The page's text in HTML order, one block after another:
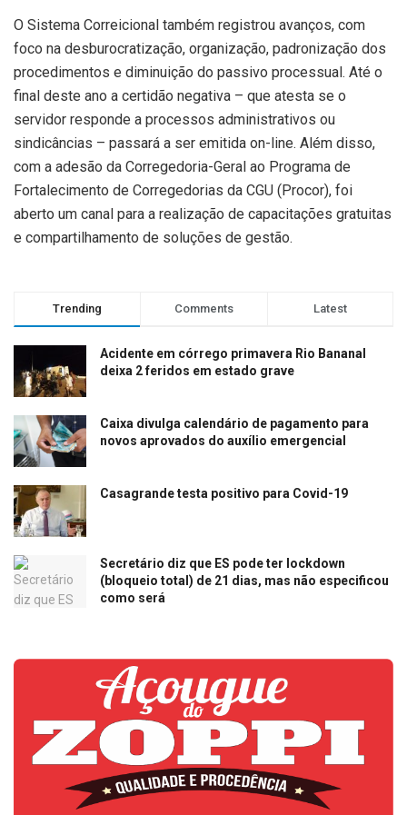
O Sistema Correicional também registrou avanços, com
foco na desburocratização, organização, padronização dos
procedimentos e diminuição do passivo processual. Até o
final deste ano a certidão negativa – que atesta se o
servidor responde a processos administrativos ou
sindicâncias – passará a ser emitida on-line. Além disso,
com a adesão da Corregedoria-Geral ao Programa de
Fortalecimento de Corregedorias da CGU (Procor), foi
aberto um canal para a realização de capacitações gratuitas
e compartilhamento de soluções de gestão.
Trending Comments Latest
Acidente em córrego primavera Rio Bananal
deixa 2 feridos em estado grave
Caixa divulga calendário de pagamento para
novos aprovados do auxílio emergencial
Casagrande testa positivo para Covid-19
Secretário diz que ES pode ter lockdown
(bloqueio total) de 21 dias, mas não especificou
como será